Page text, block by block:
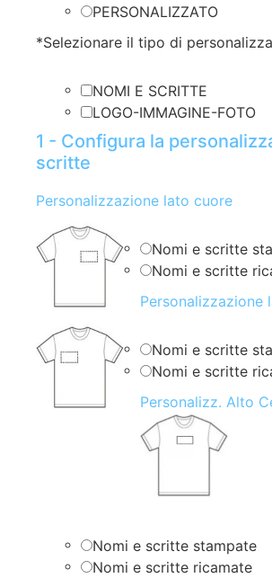
PERSONALIZZATO
*Selezionare il tipo di
NOMI E SCRITTE
LOGO-IMMAGINE-FOTO
1 - Configura la
scritte
Personalizzazione lato cuore
Nomi e scritte
Nomi e scritte
Personalizzazione
Nomi e scritte
Nomi e scritte
Personalizz. Alto
Nomi e scritte stampate
Nomi e scritte ricamate